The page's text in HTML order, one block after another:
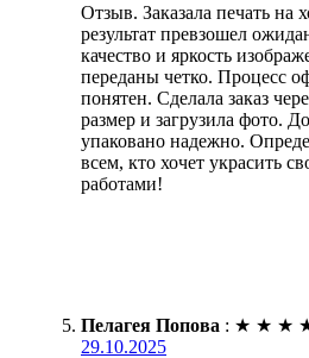
Отзыв. Заказала печать на
результат превзошел
качество и яркость
переданы четко. Процесс
понятен. Сделала заказ
размер и загрузила фото.
упаковано надежно.
всем, кто хочет украсить
работами!
Пелагея Попова : ★ ★ ★
29.10.2025